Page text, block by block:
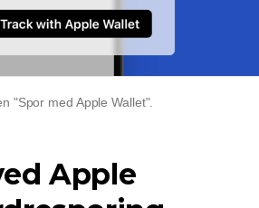
"Spor med Apple Wallet".
Apple